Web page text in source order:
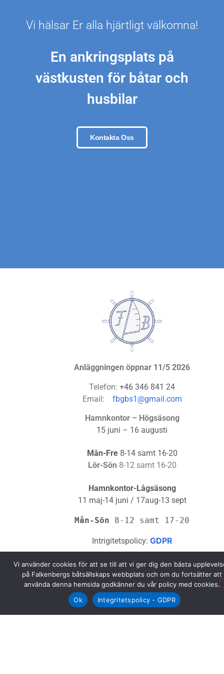
Vi hälsar Er alla hjärtligt välkomna!
En ankringsplats på
västkusten för båtar och
husbilar
Kontakta Oss
Anläggningen öppnar 11/5 2026
Telefon: +46 346 841 24
Email: fbgbs1@gmail.com
Hamnkontor – Högsäsong
15 juni – 16 augusti
Mån-Fre8-14 samt 16-20
Lör-Sön 8-12 samt 16-20
Hamnkontor-Lågsäsong
11 maj-14 juni / 17aug-13 sept
Mån-Sön 8-12 samt 17-20
Intrigitetspolicy: GDPR
Adress:
Gröningevägen 3
311 42 Falkenberg
Vi använder cookies för att se till att vi ger dig den bästa
på Falkenbergs båtsällskaps webbplats och om du fortsätter att
använda denna hemsida godkänner du vår policy med cookies.
Ok
Integritetspolicy - GDPR